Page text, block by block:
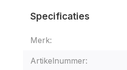
Specificaties
Merk:
Artikelnummer: